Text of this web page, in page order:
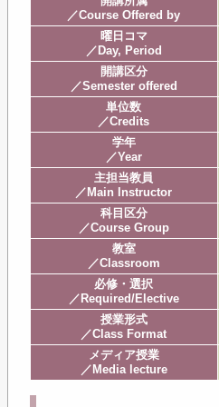
／Course Offered by
曜日コマ
／Day, Period
開講区分
／Semester offered
単位数
／Credits
学年
／Year
主担当教員
／Main Instructor
科目区分
／Course Group
教室
／Classroom
必修・選択
／Required/Elective
授業形式
／Class Format
メディア授業
／Media lecture